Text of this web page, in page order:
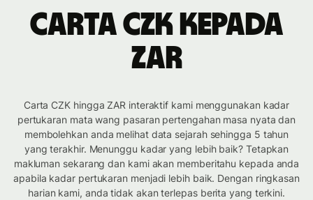
Carta CZK kepada
ZAR
Carta CZK hingga ZAR interaktif kami menggunakan kadar
pertukaran mata wang pasaran pertengahan masa nyata dan
membolehkan anda melihat data sejarah sehingga 5 tahun
yang terakhir. Menunggu kadar yang lebih baik? Tetapkan
makluman sekarang dan kami akan memberitahu kepada anda
apabila kadar pertukaran menjadi lebih baik. Dengan ringkasan
harian kami, anda tidak akan terlepas berita yang terkini.